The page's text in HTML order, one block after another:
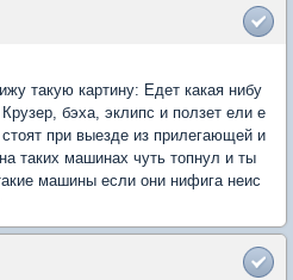
такую картину: Едет какая нибу
бэха, эклипс и ползет ели е
при выезде из прилегающей и
таких машинах чуть топнул и ты
машины если они нифига неис